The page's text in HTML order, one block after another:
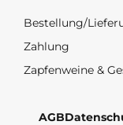
Bestellung/
Zahlung
Zapfenweine &
AGB